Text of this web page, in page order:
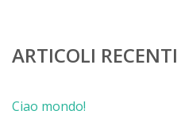
ARTICOLI RECENTI
Ciao mondo!